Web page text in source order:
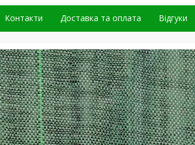
Контакти Доставка та оплата Відгуки